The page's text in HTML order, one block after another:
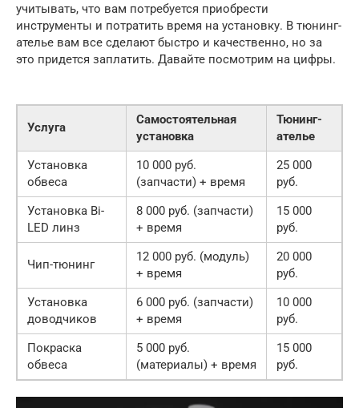
учитывать, что вам потребуется приобрести
инструменты и потратить время на установку. В тюнинг-
ателье вам все сделают быстро и качественно, но за
это придется заплатить. Давайте посмотрим на цифры.
Услуга
Самостоятельная
установка
Тюнинг-
ателье
Установка
обвеса
10 000 руб.
(запчасти) + время
25 000
руб.
Установка Bi-
LED линз
8 000 руб. (запчасти)
+ время
15 000
руб.
Чип-тюнинг
12 000 руб. (модуль)
+ время
20 000
руб.
Установка
доводчиков
6 000 руб. (запчасти)
+ время
10 000
руб.
Покраска
обвеса
5 000 руб.
(материалы) + время
15 000
руб.